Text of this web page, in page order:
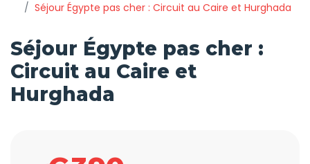
Séjour Égypte pas cher : Circuit au Caire et Hurghada
Séjour Égypte pas cher :
Circuit au Caire et
Hurghada